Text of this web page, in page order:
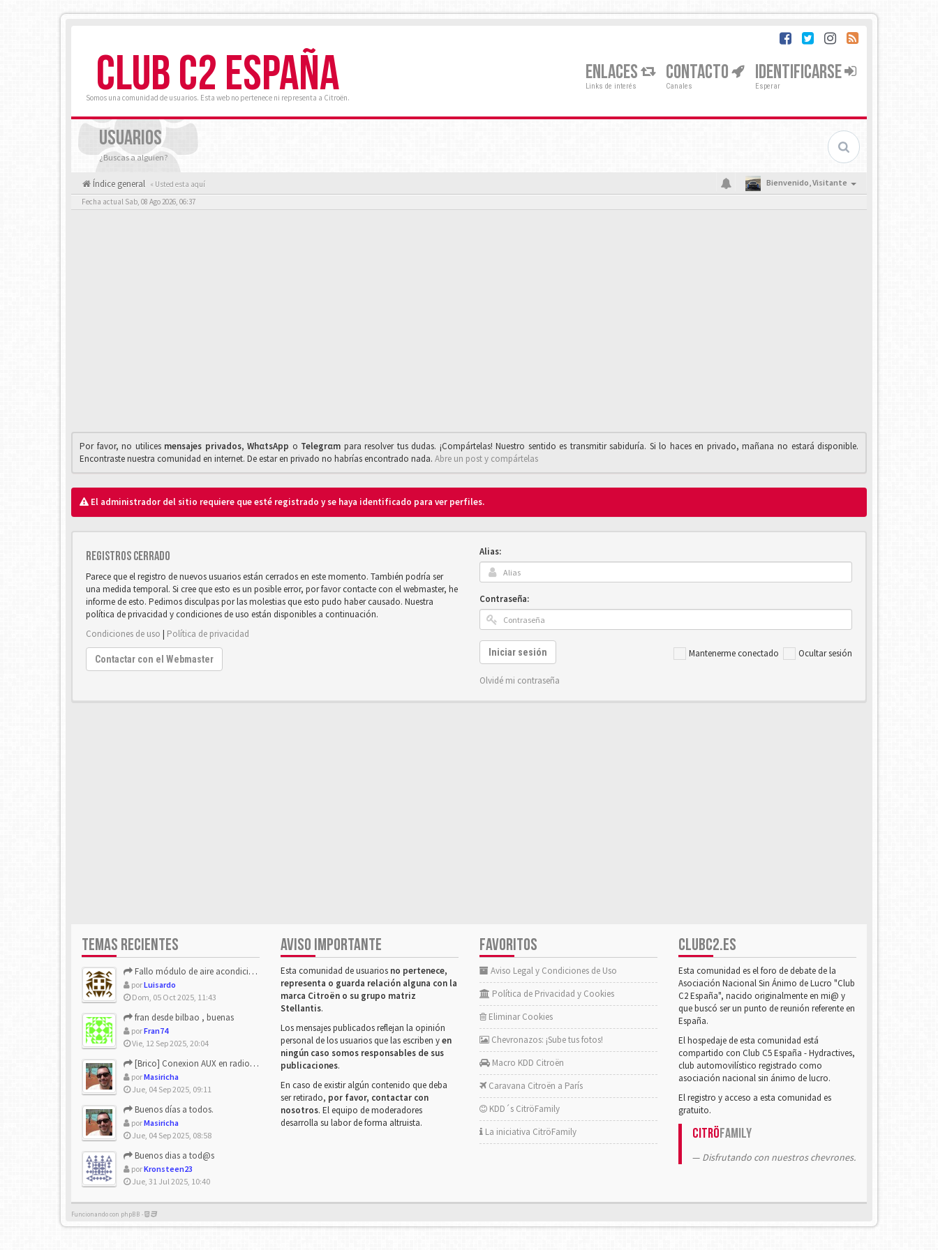
CLUB C2 ESPAÑA
Somos una comunidad de usuarios. Esta web no pertenece ni representa a Citroën.
ENLACES
Links de interés
CONTACTO
Canales
IDENTIFICARSE
Esperar
USUARIOS
¿Buscas a alguien?
Índice general « Usted esta aquí Bienvenido,Visitante
Fecha actual Sab, 08 Ago 2026, 06:37
Por favor, no utilices mensajes privados,WhαtsApp o Telegrαm para resolver tus dudas. ¡Compártelas! Nuestro sentido es transmitir sabiduría. Si lo haces en privado, mañana no estará disponible.
Encontraste nuestra comunidad en internet. De estar en privado no habrías encontrado nada. Abre un post y compártelas
El administrador del sitio requiere que esté registrado y se haya identificado para ver perfiles.
Registros cerrado
Parece que el registro de nuevos usuarios están cerrados en este momento. También podría ser
una medida temporal. Si cree que esto es un posible error, por favor contacte con el webmaster, he
informe de esto. Pedimos disculpas por las molestias que esto pudo haber causado. Nuestra
política de privacidad y condiciones de uso están disponibles a continuación.
Condiciones de uso | Política de privacidad
Contactar con el Webmaster
Alias:
Contraseña:
Mantenerme conectado Ocultar sesión
Iniciar sesión
Olvidé mi contraseña
TEMAS RECIENTES
Fallo módulo de aire acondicionado
porLuisardo
Dom, 05 Oct 2025, 11:43
fran desde bilbao , buenas
porFran74
Vie, 12 Sep 2025, 20:04
[Brico] Conexion AUX en radio de origen
porMasiricha
Jue, 04 Sep 2025, 09:11
Buenos días a todos.
porMasiricha
Jue, 04 Sep 2025, 08:58
Buenos dias a tod@s
porKronsteen23
Jue, 31 Jul 2025, 10:40
AVISO IMPORTANTE
Esta comunidad de usuarios no pertenece,
representa o guarda relación alguna con la
marca Citroën o su grupo matriz
Stellantis.
Los mensajes publicados reflejan la opinión
personal de los usuarios que las escriben yen
ningún caso somos responsables de sus
publicaciones.
En caso de existir algún contenido que deba
ser retirado, por favor, contactar con
nosotros. El equipo de moderadores
desarrolla su labor de forma altruista.
FAVORITOS
Aviso Legal y Condiciones de Uso
Política de Privacidad y Cookies
Eliminar Cookies
Chevronazos: ¡Sube tus fotos!
Macro KDD Citroën
Caravana Citroën a París
KDD´s CitröFamily
La iniciativa CitröFamily
CLUBC2.ES
Esta comunidad es el foro de debate de la
Asociación Nacional Sin Ánimo de Lucro "Club
C2 España", nacido originalmente en mi@ y
que buscó ser un punto de reunión referente en
España.
El hospedaje de esta comunidad está
compartido con Club C5 España - Hydractives,
club automovilístico registrado como
asociación nacional sin ánimo de lucro.
El registro y acceso a esta comunidad es
gratuito.
CitröFamily
Disfrutando con nuestros chevrones.
Funcionando con phpBB -